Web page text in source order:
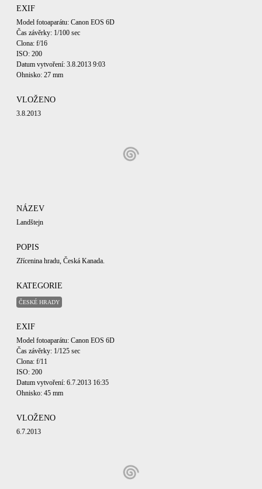
EXIF
Model fotoaparátu: Canon EOS 6D
Čas závěrky: 1/100 sec
Clona: f/16
ISO: 200
Datum vytvoření: 3.8.2013 9:03
Ohnisko: 27 mm
VLOŽENO
3.8.2013
NÁZEV
Landštejn
POPIS
Zřícenina hradu, Česká Kanada.
KATEGORIE
ČESKÉ HRADY
EXIF
Model fotoaparátu: Canon EOS 6D
Čas závěrky: 1/125 sec
Clona: f/11
ISO: 200
Datum vytvoření: 6.7.2013 16:35
Ohnisko: 45 mm
VLOŽENO
6.7.2013